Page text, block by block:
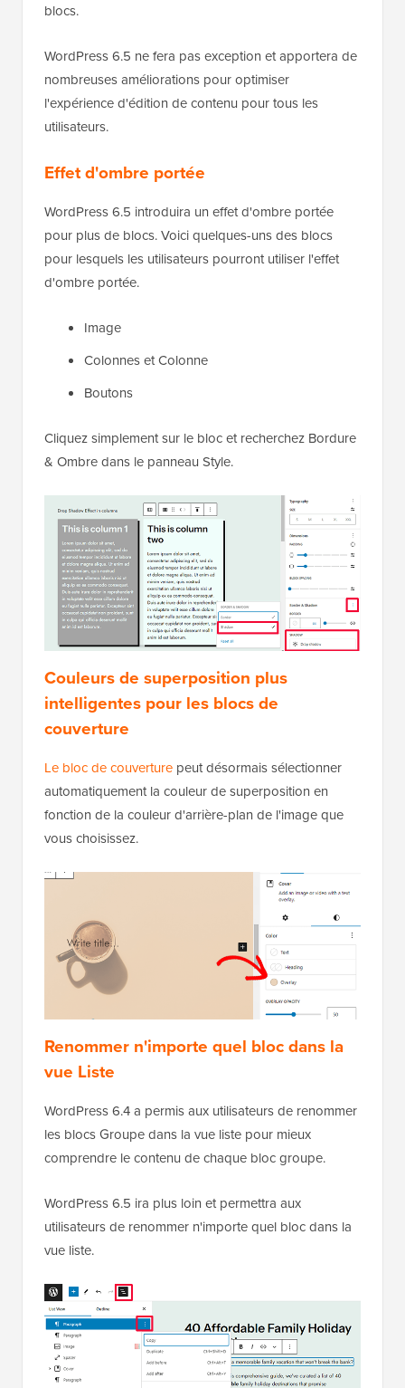
blocs.
WordPress 6.5 ne fera pas exception et apportera de
nombreuses améliorations pour optimiser
l'expérience d'édition de contenu pour tous les
utilisateurs.
Effet d'ombre portée
WordPress 6.5 introduira un effet d'ombre portée
pour plus de blocs. Voici quelques-uns des blocs
pour lesquels les utilisateurs pourront utiliser l'effet
d'ombre portée.
Image
Colonnes et Colonne
Boutons
Cliquez simplement sur le bloc et recherchez Bordure
& Ombre dans le panneau Style.
Couleurs de superposition plus
intelligentes pour les blocs de
couverture
Le bloc de couverture peut désormais sélectionner
automatiquement la couleur de superposition en
fonction de la couleur d'arrière-plan de l'image que
vous choisissez.
Renommer n'importe quel bloc dans la
vue Liste
WordPress 6.4 a permis aux utilisateurs de renommer
les blocs Groupe dans la vue liste pour mieux
comprendre le contenu de chaque bloc groupe.
WordPress 6.5 ira plus loin et permettra aux
utilisateurs de renommer n'importe quel bloc dans la
vue liste.